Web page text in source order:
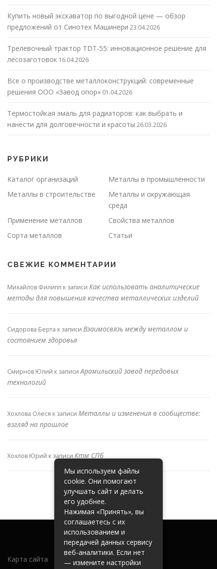
Купить новый экскаватор по выгодной цене — обзор
предложений от Синотех Машинери 23.04.2026
Трелевочный трактор TDT-55: инновационное решение для
лесозаготовок 16.04.2026
Все о производстве металлоконструкций: современные
решения ООО «Завод опор» 01.04.2026
Термостойкая эмаль для радиаторов: как выбрать и
нанести для долговечности и красоты 26.03.2026
РУБРИКИ
Каталог организаций
Металлы в промышленности
Металлы в строительстве
Металлы и окружающая
среда
Применение металлов
Свойства металлов
Сорта металлов
Статьи
СВЕЖИЕ КОММЕНТАРИИ
Михайлов Филипп к записи Как использовать аналитические
методы для повышения качества металлических изделий
Сидорова Берта к записи Взаимосвязь между металлом и
состоянием здоровья
Смирнов Юлий к записиАрамильский завод передовых
технологий
Хохлова Олеся к записи Металлы и изменения в сообществе:
взгляд на прошлое
Хохлов Юрий к записи Ктм СПб
Карта сайта
Мы используем файлы
cookie. Они помогают
улучшать сайт и делать
его удобнее.
Нажимая «Принять», вы
соглашаетесь с их
использованием и
передачей данных сервису
веб-аналитики. Если нет
— измените настройки